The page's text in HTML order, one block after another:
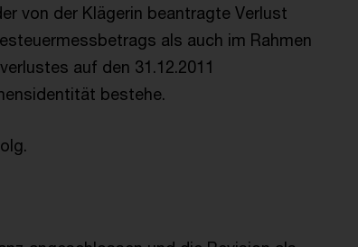
von der Klägerin beantragte Verlust
als auch im Rahmen
auf den 31.12.2011
bestehe.